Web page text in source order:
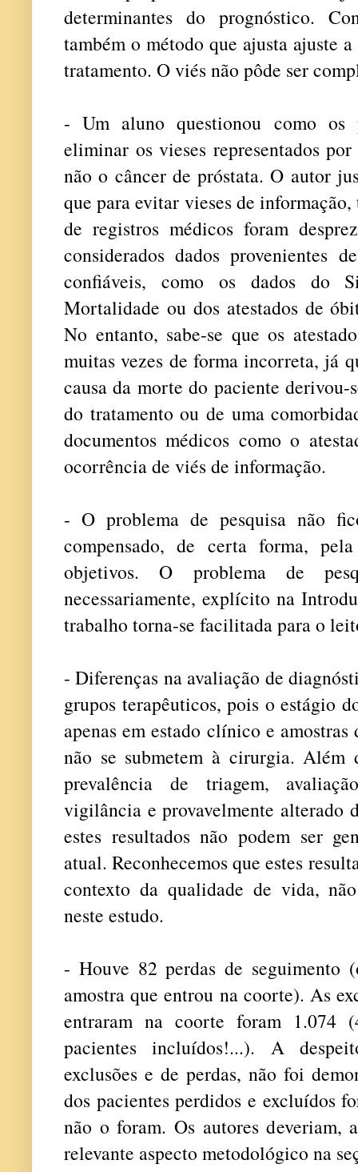
determinantes do prognóstico.
também o método que ajusta ajuste
tratamento. O viés não pôde ser
- Um aluno questionou como os
eliminar os vieses representados
não o câncer de próstata. O autor
que para evitar vieses de
de registros médicos foram
considerados dados provenientes
confiáveis, como os dados do
Mortalidade ou dos atestados de
No entanto, sabe-se que os
muitas vezes de forma incorreta, já
causa da morte do paciente
do tratamento ou de uma
documentos médicos como o
ocorrência de viés de informação.
- O problema de pesquisa não
compensado, de certa forma,
objetivos. O problema de
necessariamente, explícito na
trabalho torna-se facilitada para o
- Diferenças na avaliação de
grupos terapêuticos, pois o estágio
apenas em estado clínico e
não se submetem à cirurgia. Além
prevalência de triagem,
vigilância e provavelmente alterado
estes resultados não podem ser
atual. Reconhecemos que estes
contexto da qualidade de vida,
neste estudo.
- Houve 82 perdas de seguimento
amostra que entrou na coorte). As
entraram na coorte foram 1.074
pacientes incluídos!...). A
exclusões e de perdas, não foi
dos pacientes perdidos e excluídos
não o foram. Os autores deveriam,
relevante aspecto metodológico na